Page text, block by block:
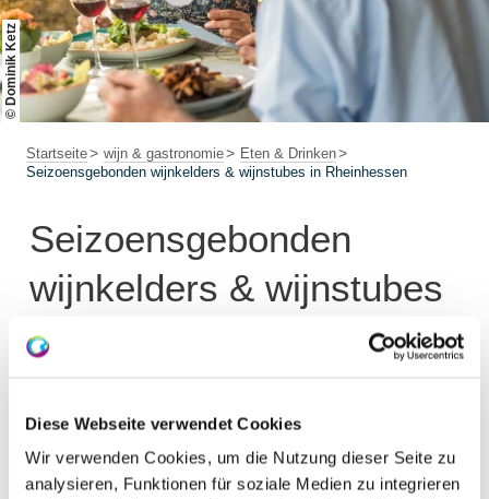
Diese Webseite verwendet Cookies
Wir verwenden Cookies, um die Nutzung dieser Seite zu
analysieren, Funktionen für soziale Medien zu integrieren
Rheinhessen-Blog
© Dominik Ketz
Startseite wijn & gastronomie
Eten & Drinken
Seizoensgebonden wijnkelders & wijnstubes in Rheinhessen
Seizoensgebonden
wijnkelders & wijnstubes
in Rheinhessen
Trefwoorden en zoektermen